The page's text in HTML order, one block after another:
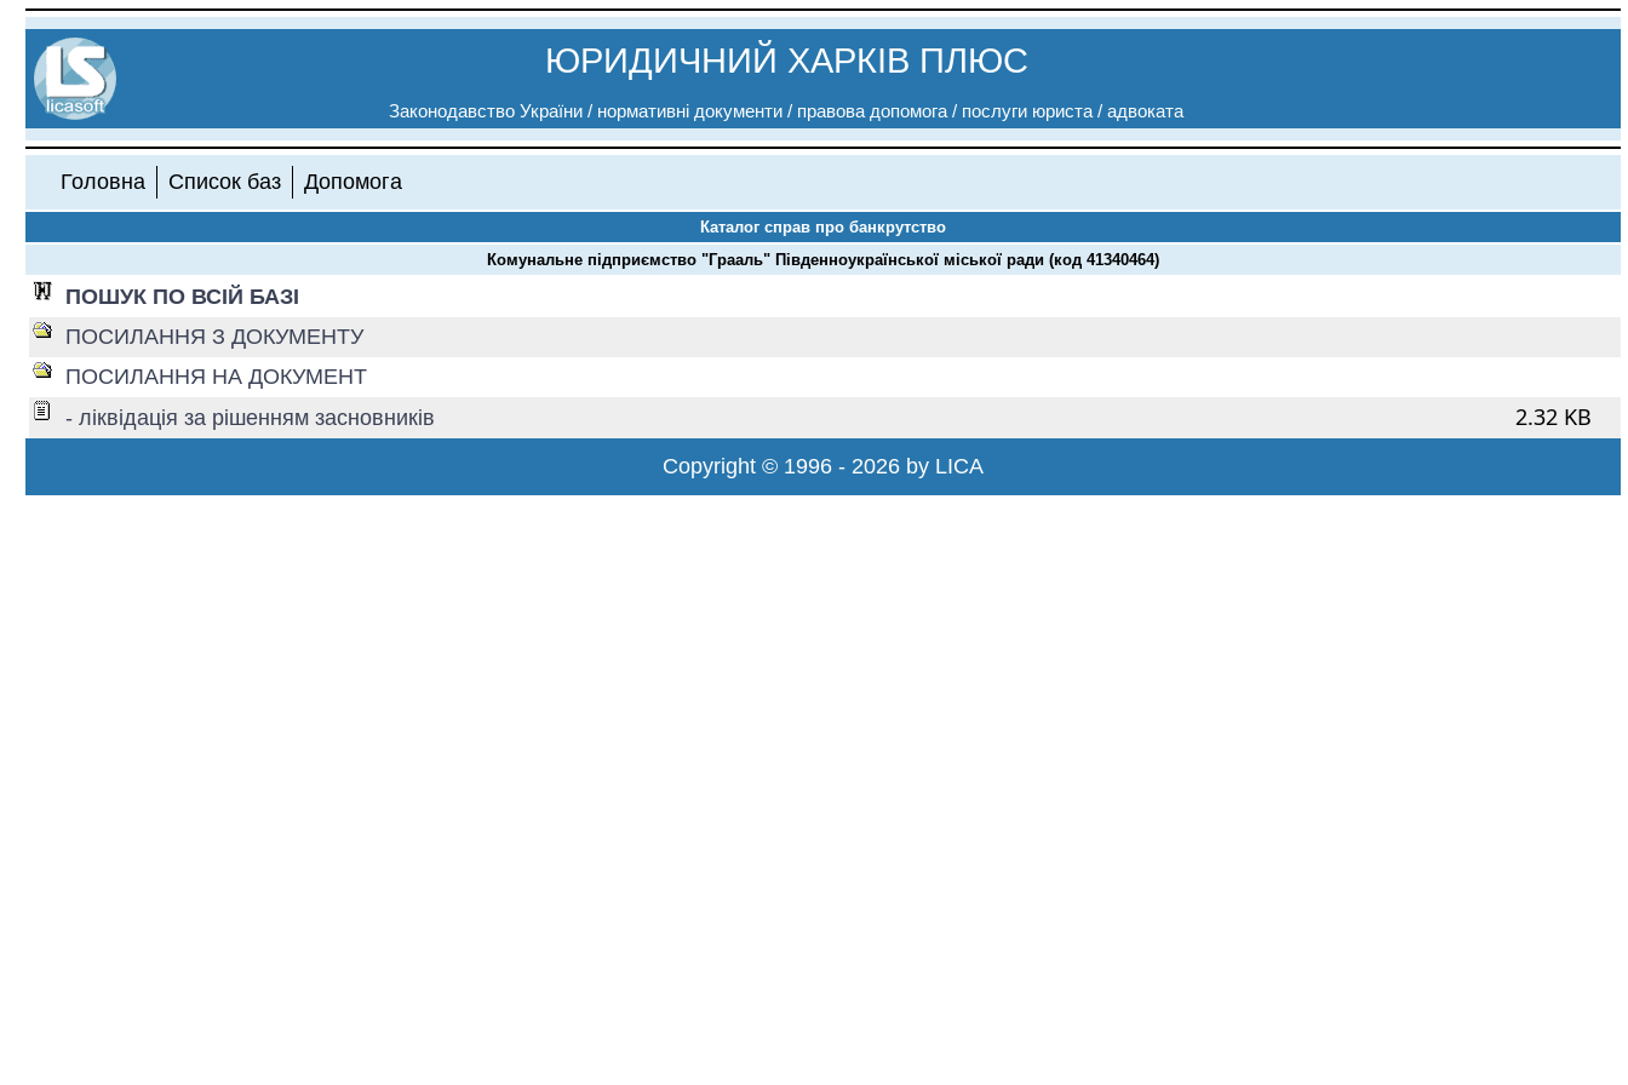
ЮРИДИЧНИЙ ХАРКІВ ПЛЮС
Законодавство України / нормативні документи / правова допомога / послуги юриста / адвоката
Головна Список баз Допомога
Каталог справ про банкрутство
Комунальне підприємство "Грааль" Південноукраїнської міської ради (код 41340464)
ПОШУК ПО ВСІЙ БАЗІ
ПОСИЛАННЯ З ДОКУМЕНТУ
ПОСИЛАННЯ НА ДОКУМЕНТ
- ліквідація за рішенням засновників
2.32 KB
Copyright © 1996 - 2026 by LICA